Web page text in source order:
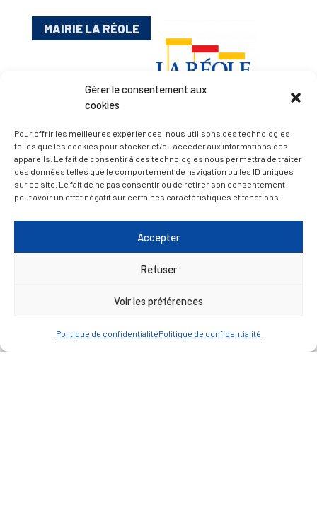
Gérer le consentement aux
cookies
Pour offrir les meilleures expériences, nous utilisons des technologies
telles que les cookies pour stocker et/ou accéder aux informations des
appareils. Le fait de consentir à ces technologies nous permettra de traiter
des données telles que le comportement de navigation ou les ID uniques
sur ce site. Le fait de ne pas consentir ou de retirer son consentement
peut avoir un effet négatif sur certaines caractéristiques et fonctions.
Accepter
Refuser
Voir les préférences
Politique de confidentialitéPolitique de confidentialité
MAIRIE LA RÉOLE
Esplanade Charles de Gaulle
33 190 La Réole
05 56 61 10 11
Du lundi au jeudi inclus : 8h30 à 12h30 et 13h30 à
17h00
— Contacter la Mairie